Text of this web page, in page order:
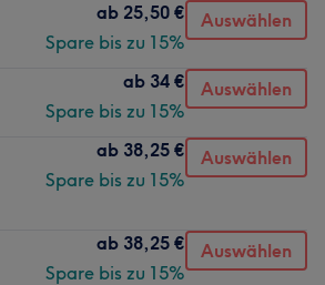
ab 25,50 €
Spare bis zu 15%
Auswählen
ab 34 €
Spare bis zu 15%
Auswählen
ab 38,25 €
Spare bis zu 15%
Auswählen
ab 38,25 €
Spare bis zu 15%
Auswählen